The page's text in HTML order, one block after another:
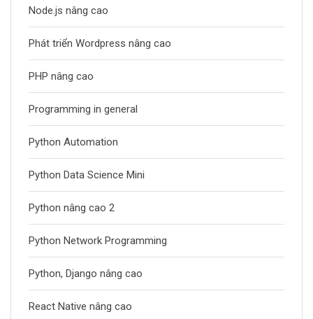
Node.js nâng cao
Phát triển Wordpress nâng cao
PHP nâng cao
Programming in general
Python Automation
Python Data Science Mini
Python nâng cao 2
Python Network Programming
Python, Django nâng cao
React Native nâng cao